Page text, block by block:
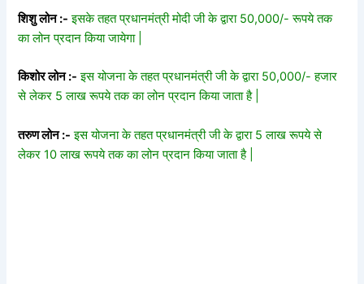
शिशु लोन :- इसके तहत प्रधानमंत्री मोदी जी के द्वारा 50,000/- रूपये तक
का लोन प्रदान किया जायेगा |
किशोर लोन :- इस योजना के तहत प्रधानमंत्री जी के द्वारा 50,000/- हजार
से लेकर 5 लाख रूपये तक का लोन प्रदान किया जाता है |
तरुण लोन :- इस योजना के तहत प्रधानमंत्री जी के द्वारा 5 लाख रूपये से
लेकर 10 लाख रूपये तक का लोन प्रदान किया जाता है |